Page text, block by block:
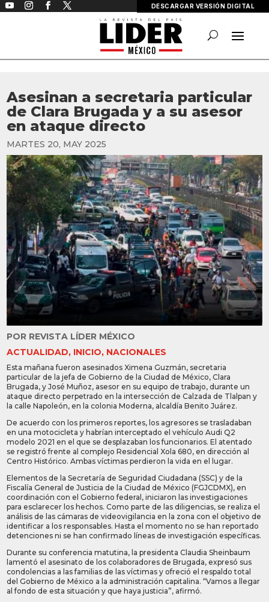
DESCARGAR VERSIÓN DIGITAL
Asesinan a secretaria particular
de Clara Brugada y a su asesor
en ataque directo
MARTES 20, MAY 2025
POR REVISTA LÍDER MÉXICO
ACTUALIDAD, INICIO, NACIONALES
Esta mañana fueron asesinados Ximena Guzmán, secretaria
particular de la jefa de Gobierno de la Ciudad de México, Clara
Brugada, y José Muñoz, asesor en su equipo de trabajo, durante un
ataque directo perpetrado en la intersección de Calzada de Tlalpan y
la calle Napoleón, en la colonia Moderna, alcaldía Benito Juárez.
De acuerdo con los primeros reportes, los agresores se trasladaban
en una motocicleta y habrían interceptado el vehículo Audi Q2
modelo 2021 en el que se desplazaban los funcionarios. El atentado
se registró frente al complejo Residencial Xola 680, en dirección al
Centro Histórico. Ambas víctimas perdieron la vida en el lugar.
Elementos de la Secretaría de Seguridad Ciudadana (SSC) y de la
Fiscalía General de Justicia de la Ciudad de México (FGJCDMX), en
coordinación con el Gobierno federal, iniciaron las investigaciones
para esclarecer los hechos. Como parte de las diligencias, se realiza el
análisis de las cámaras de videovigilancia en la zona con el objetivo de
identificar a los responsables. Hasta el momento no se han reportado
detenciones ni se han confirmado líneas de investigación específicas.
Durante su conferencia matutina, la presidenta Claudia Sheinbaum
lamentó el asesinato de los colaboradores de Brugada, expresó sus
condolencias a las familias de las víctimas y ofreció el respaldo total
del Gobierno de México a la administración capitalina. “Vamos a llegar
al fondo de esta situación y que haya justicia”, afirmó.